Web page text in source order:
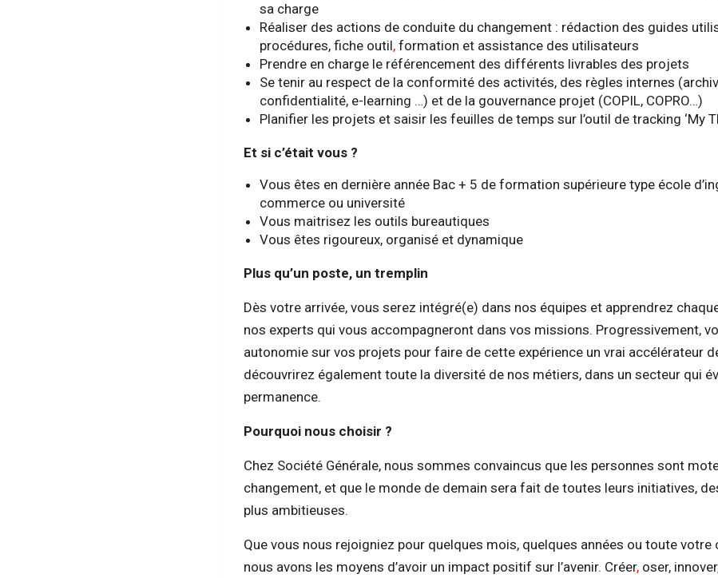
sa charge
Réaliser des actions de conduite du changement : rédaction des guides
procédures, fiche outil, formation et assistance des utilisateurs
Prendre en charge le référencement des différents livrables des projets
Se tenir au respect de la conformité des activités, des règles internes
confidentialité, e-learning …) et de la gouvernance projet (COPIL, COPRO…)
Planifier les projets et saisir les feuilles de temps sur l’outil de tracking ‘My
Et si c’était vous ?
Vous êtes en dernière année Bac + 5 de formation supérieure type école
commerce ou université
Vous maitrisez les outils bureautiques
Vous êtes rigoureux, organisé et dynamique
Plus qu’un poste, un tremplin
Dès votre arrivée, vous serez intégré(e) dans nos équipes et apprendrez
nos experts qui vous accompagneront dans vos missions. Progressivement,
autonomie sur vos projets pour faire de cette expérience un vrai accélérateur
découvrirez également toute la diversité de nos métiers, dans un secteur qui
permanence.
Pourquoi nous choisir ?
Chez Société Générale, nous sommes convaincus que les personnes sont
changement, et que le monde de demain sera fait de toutes leurs initiatives,
plus ambitieuses.
Que vous nous rejoigniez pour quelques mois, quelques années ou toute votre
nous avons les moyens d’avoir un impact positif sur l’avenir. Créer, oser,